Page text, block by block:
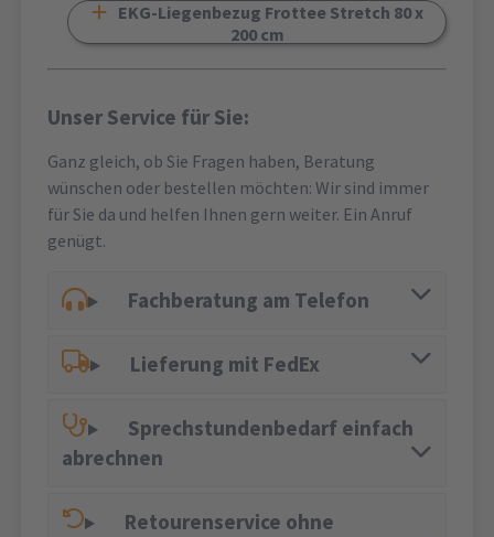
EKG-Liegenbezug Frottee Stretch 80 x
200 cm
Unser Service für Sie:
Ganz gleich, ob Sie Fragen haben, Beratung
wünschen oder bestellen möchten: Wir sind immer
für Sie da und helfen Ihnen gern weiter. Ein Anruf
genügt.
Fachberatung am Telefon
Lieferung mit FedEx
Sprechstundenbedarf einfach
abrechnen
Retourenservice ohne